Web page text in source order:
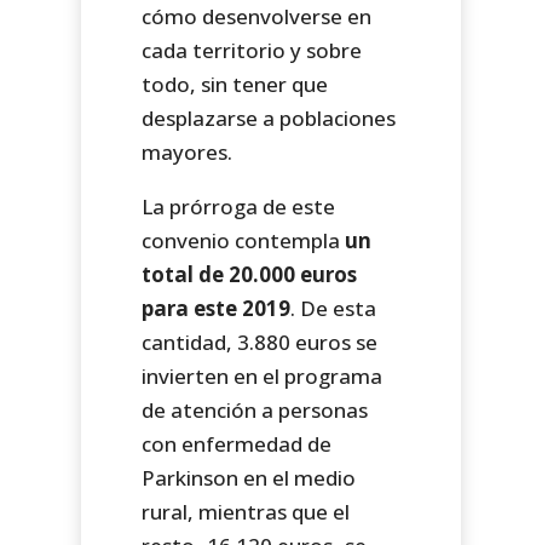
cómo desenvolverse en
cada territorio y sobre
todo, sin tener que
desplazarse a poblaciones
mayores.
La prórroga de este
convenio contempla un
total de 20.000 euros
para este 2019. De esta
cantidad, 3.880 euros se
invierten en el programa
de atención a personas
con enfermedad de
Parkinson en el medio
rural, mientras que el